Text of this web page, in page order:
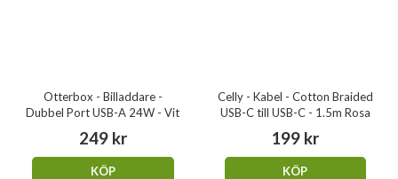
Otterbox - Billaddare -
Dubbel Port USB-A 24W - Vit
249 kr
KÖP
Celly - Kabel - Cotton Braided
USB-C till USB-C - 1.5m Rosa
199 kr
KÖP